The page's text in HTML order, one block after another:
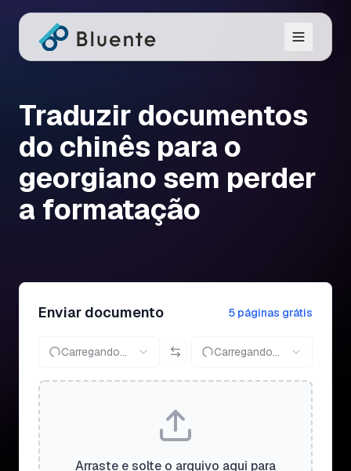
Traduzir documentos
do chinês para o
georgiano sem perder
a formatação
Enviar documento 5 páginas grátis
Carregando... Carregando...
Arraste e solte o arquivo aqui para